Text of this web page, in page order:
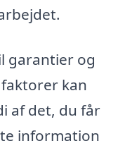
garantier og
kan
af det, du får
information